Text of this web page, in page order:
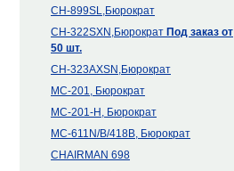
CH-899SL,Бюрократ
CH-322SXN,Бюрократ Под заказ от
50 шт.
CH-323AXSN,Бюрократ
MC-201, Бюрократ
MC-201-H, Бюрократ
MC-611N/B/418B, Бюрократ
CHAIRMAN 698